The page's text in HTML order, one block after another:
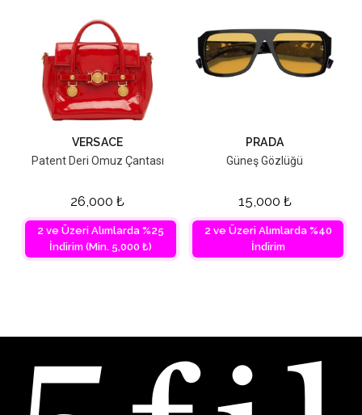
VERSACE
Patent Deri Omuz Çantası
26,000 ₺
2 ve Üzeri Alımlarda %25
İndirim (Min. 5,000 ₺)
PRADA
Güneş Gözlüğü
15,000 ₺
2 ve Üzeri Alımlarda %40
İndirim